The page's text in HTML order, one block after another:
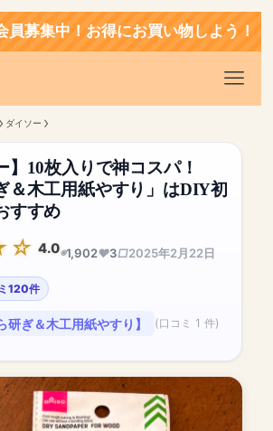
！お得にお買い物しよう！
ダイソー
】10枚入りで神コスパ！
＆木工用紙やすり」はDIY初
すすめ
4.0 1,902 3 2025年2月22日
120件
研ぎ＆木工用紙やすり】 (口コミ 1 件)